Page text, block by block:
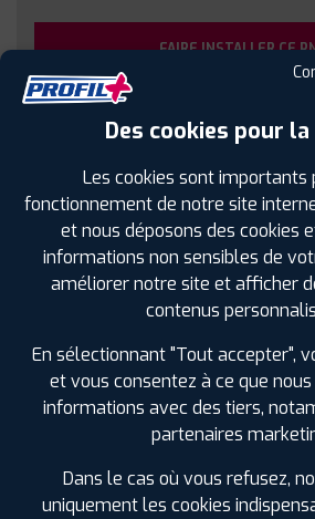
FAIRE INSTALLER CE
Sous réserve de disponibilité
SPÉCIFICATIONS AVIS CLIENTS
Étiquetage
Des cookies pour
Les cookies sont importants
fonctionnement de notre site
et nous déposons des cookies
informations non sensibles de
améliorer notre site et afficher
contenus
En sélectionnant "Tout accepter",
et vous consentez à ce que
informations avec des tiers,
partenaires
Dans le cas où vous refusez,
uniquement les cookies